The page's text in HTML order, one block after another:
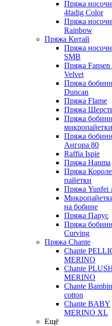
Пряжа
4fadig Color
Пряжа
Rainbow
Пряжа Китай
Пряжа
SMB
Пряжа Fansen
Velvet
Пряжа
Duncan
Пряжа Flame
Пряжа
Пряжа
Пряжа
Ангора 80
Raffia Ispie
Пряжа Hanma
Пряжа
пайетки
Пряжа Yunfei
на бобине
Пряжа Парус
Пряжа
Curving
Пряжа Chante
Chante
MERINO
Chante
MERINO
Chante
cotton
Chante BABY
MERINO XL
Ещё